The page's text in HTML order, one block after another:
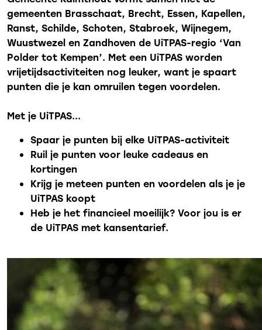
gemeenten Brasschaat, Brecht, Essen, Kapellen,
Ranst, Schilde, Schoten, Stabroek, Wijnegem,
Wuustwezel en Zandhoven de UiTPAS-regio ‘Van
Polder tot Kempen’. Met een UiTPAS worden
vrijetijdsactiviteiten nog leuker, want je spaart
punten die je kan omruilen tegen voordelen.
Met je UiTPAS...
Spaar je punten bij elke UiTPAS-activiteit
Ruil je punten voor leuke cadeaus en
kortingen
Krijg je meteen punten en voordelen als je je
UiTPAS koopt
Heb je het financieel moeilijk? Voor jou is er
de UiTPAS met kansentarief.